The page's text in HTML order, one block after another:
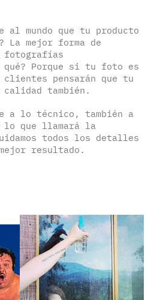
al mundo que tu producto
mejor forma de
fotografías
Porque si tu foto es
pensarán que tu
calidad también.
a lo técnico, también a
que llamará la
todos los detalles
resultado.